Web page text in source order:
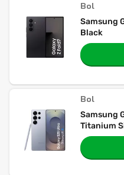
Bol
Samsung
Black
Bol
Samsung
Titanium